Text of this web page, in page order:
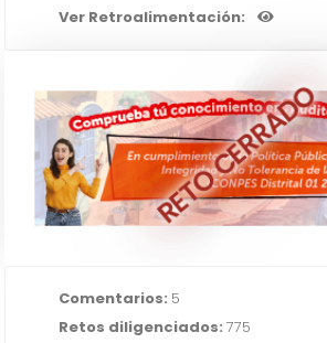
Ver Retroalimentación:
RETO CERRADO
Comprueba tú
"Auditorias
IR AL RETO
Comentarios: 5
Retos diligenciados: 775